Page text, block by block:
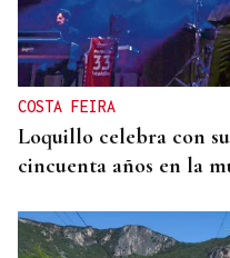
COSTA FEIRA
Loquillo celebra con
cincuenta años en la